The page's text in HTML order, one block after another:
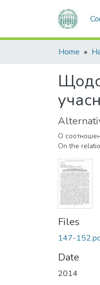
Home
Щодо
О
On the
Files
147-
Date
2014